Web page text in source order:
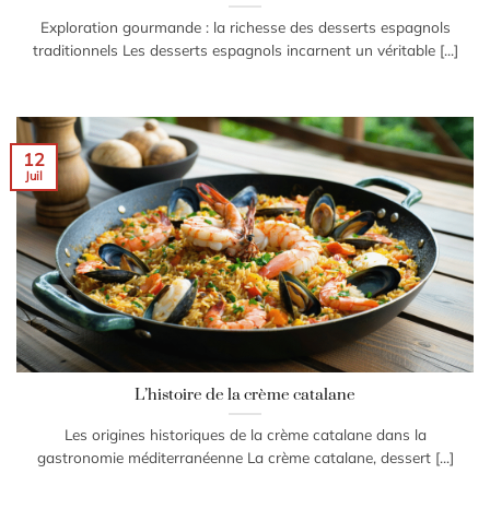
Exploration gourmande : la richesse des desserts espagnols
traditionnels Les desserts espagnols incarnent un véritable [...]
L’histoire de la crème catalane
Les origines historiques de la crème catalane dans la
gastronomie méditerranéenne La crème catalane, dessert [...]
12
Juil